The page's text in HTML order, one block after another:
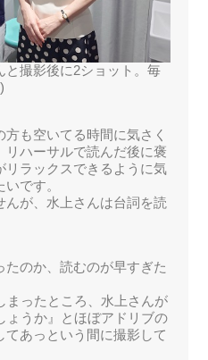
と撮影後に2ショット。毎
も空いてる時間に気さく
リハーサルで読んだ後に褒
リラックスできるように気
です。
んが、水上さんは台詞を読
のか、読むのが早すぎた
まったところ、水上さんが
ょうか』とほぼアドリブの
てあっという間に撮影して